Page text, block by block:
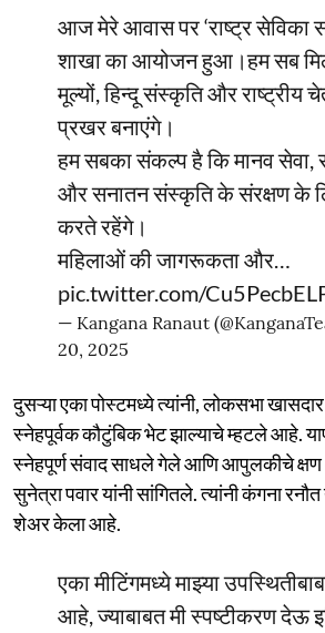
आज मेरे आवास पर ‘राष्ट्र सेविका
शाखा का आयोजन हुआ।हम सब
मूल्यों, हिन्दू संस्कृति और राष्ट्रीय
प्रखर बनाएंगे।
हम सबका संकल्प है कि मानव सेवा,
और सनातन संस्कृति के संरक्षण के
करते रहेंगे।
महिलाओं की जागरूकता और…
pic.twitter.com/
— Kangana Ranaut
20, 2025
दुसऱ्या एका पोस्टमध्ये त्यांनी, लोकसभा
स्नेहपूर्वक कौटुंबिक भेट झाल्याचे म्हटले आहे.
स्नेहपूर्ण संवाद साधले गेले आणि आपुलकीचे
सुनेत्रा पवार यांनी सांगितले. त्यांनी कंगना रनौत
शेअर केला आहे.
एका मीटिंगमध्ये माझ्या
आहे, ज्याबाबत मी स्पष्टीकरण देऊ